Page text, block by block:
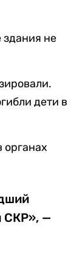
здания не
дети в
органах
СКР», —